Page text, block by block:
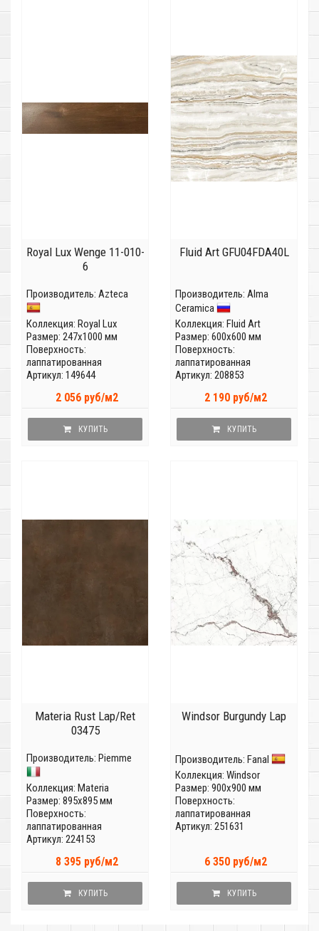
Royal Lux Wenge 11-010-
6
Производитель: Azteca
Коллекция: Royal Lux
Размер: 247x1000 мм
Поверхность:
лаппатированная
Артикул: 149644
2 056 руб/м2
КУПИТЬ
Fluid Art GFU04FDA40L
Производитель: Alma
Ceramica
Коллекция: Fluid Art
Размер: 600x600 мм
Поверхность:
лаппатированная
Артикул: 208853
2 190 руб/м2
КУПИТЬ
Materia Rust Lap/Ret
03475
Производитель: Piemme
Коллекция: Materia
Размер: 895x895 мм
Поверхность:
лаппатированная
Артикул: 224153
8 395 руб/м2
КУПИТЬ
Windsor Burgundy Lap
Производитель: Fanal
Коллекция: Windsor
Размер: 900x900 мм
Поверхность:
лаппатированная
Артикул: 251631
6 350 руб/м2
КУПИТЬ